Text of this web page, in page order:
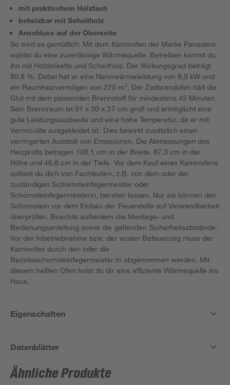
mit praktischem Holzfach
beheizbar mit Scheitholz
Anschluss auf der Oberseite
So wird es gemütlich: Mit dem Kaminofen der Marke Panadero
wählst du eine zuverlässige Wärmequelle. Betreiben kannst du
ihn mit Holzbriketts und Scheitholz. Der Wirkungsgrad beträgt
80,8 %. Dabei hat er eine Nennwärmeleistung von 8,9 kW und
ein Raumheizvermögen von 270 m³. Der Zeitbrandofen hält die
Glut mit dem passenden Brennstoff für mindestens 45 Minuten.
Sein Brennraum ist 91 x 30 x 37 cm groß und ermöglicht eine
gute Leistungsausbeute und eine hohe Temperatur, da er mit
Vermiculite ausgekleidet ist. Dies bewirkt zusätzlich einen
verringerten Ausstoß von Emissionen. Die Abmessungen des
Heizprofis betragen 109,1 cm in der Breite, 87,3 cm in der
Höhe und 46,8 cm in der Tiefe. Vor dem Kauf eines Kaminofens
solltest du dich von Fachleuten, z.B. von dem oder der
zuständigen Schornsteinfegermeister oder
Schornsteinfegermeisterin, beraten lassen. Nur sie können den
Schornstein vor dem Einbau der Feuerstelle auf Verwendbarkeit
überprüfen. Beachte außerdem die Montage- und
Bedienungsanleitung sowie die geltenden Sicherheitsabstände.
Vor der Inbetriebnahme bzw. der ersten Befeuerung muss der
Kaminofen durch den oder die
Bezirksschornsteinfegermeister:in abgenommen werden. Mit
diesem heißen Ofen holst du dir eine effiziente Wärmequelle ins
Haus.
Eigenschaften
Datenblätter
Ähnliche Produkte